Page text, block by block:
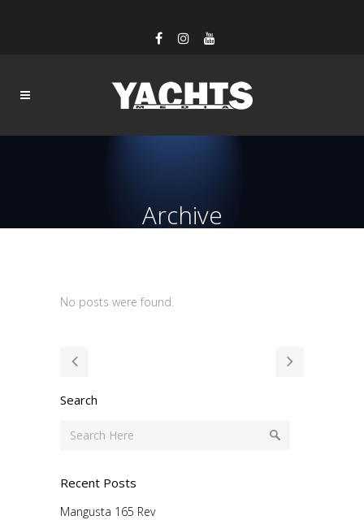
Archive
No posts were found.
Search
Recent Posts
Mangusta 165 Rev